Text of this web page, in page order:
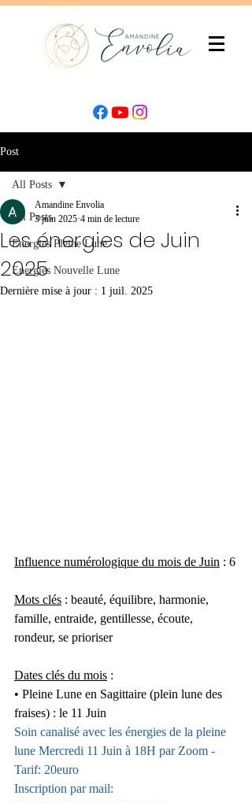
Post
All Posts
Energies Pleine Lune
Energies Nouvelle Lune
All Posts
Les énergies de Juin
2025
Amandine Envolia
3 juin 2025 4 min de lecture
Dernière mise à jour : 1 juil. 2025
Influence numérologique du mois de Juin : 6
Mots clés : beauté, équilibre, harmonie,
famille, entraide, gentillesse, écoute,
rondeur, se prioriser
Dates clés du mois :
• Pleine Lune en Sagittaire (plein lune des
fraises) : le 11 Juin
Soin canalisé avec les énergies de la pleine
lune Mercredi 11 Juin à 18H par Zoom -
Tarif: 20euro
Inscription par mail: